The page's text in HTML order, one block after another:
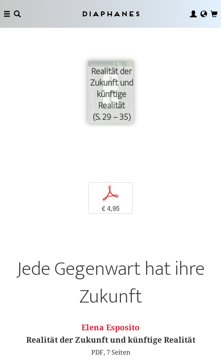
Diaphanes
Realität der
Zukunft und
künftige
Realität
(S. 29 – 35)
p
€ 4,95
Jede Gegenwart hat ihre
Zukunft
Elena Esposito
Realität der Zukunft und künftige Realität
PDF, 7 Seiten